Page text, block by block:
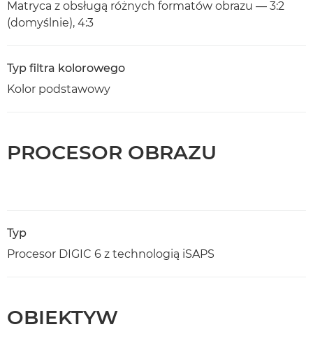
Matryca z obsługą różnych formatów obrazu — 3:2
(domyślnie), 4:3
Typ filtra kolorowego
Kolor podstawowy
PROCESOR OBRAZU
Typ
Procesor DIGIC 6 z technologią iSAPS
OBIEKTYW